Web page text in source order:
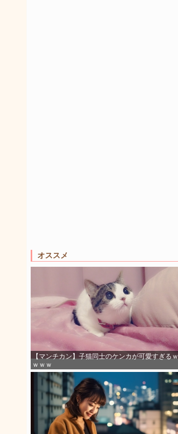
オススメ
【マンチカン】子猫同士のケンカが可愛すぎるｗ
ｗｗｗ